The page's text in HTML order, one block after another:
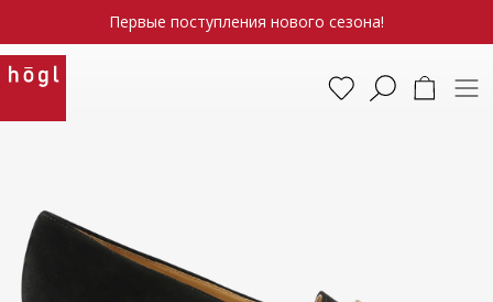
Первые поступления нового сезона!